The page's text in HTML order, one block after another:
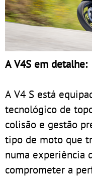
A V4S em detalhe:
A V4 S está
tecnológico de
colisão e gestão
tipo de moto que
numa experiência
comprometer a